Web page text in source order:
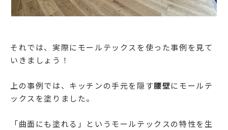
それでは、実際にモールテックスを使った事例を見て
いきましょう！
上の事例では、キッチンの手元を隠す腰壁にモールテ
ックスを塗りました。
「曲面にも塗れる」というモールテックスの特性を生